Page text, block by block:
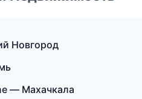
Новгород
— Махачкала